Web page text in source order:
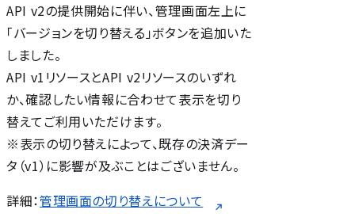
API v2の提供開始に伴い、管理画面左上に
「バージョンを切り替える」ボタンを追加いた
しました。
API v1リソースとAPI v2リソースのいずれ
か、確認したい情報に合わせて表示を切り
替えてご利用いただけます。
※表示の切り替えによって、既存の決済デー
タ（v1）に影響が及ぶことはございません。
詳細：管理画面の切り替えについて